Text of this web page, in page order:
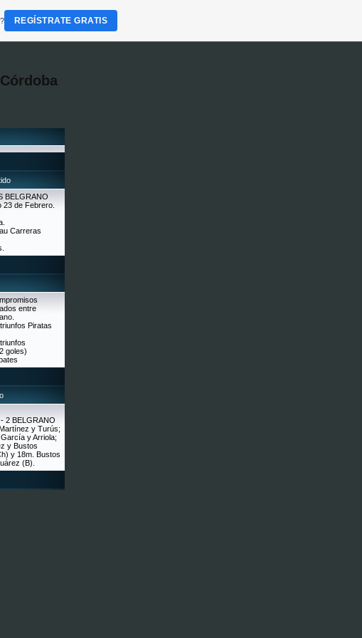
BELGRANO
23 de Febrero.
Carreras
entre
Piratas
goles)
2 BELGRANO
y Turús;
y Arriola;
y Bustos
y 18m. Bustos
(B).
REGÍSTRATE GRATIS